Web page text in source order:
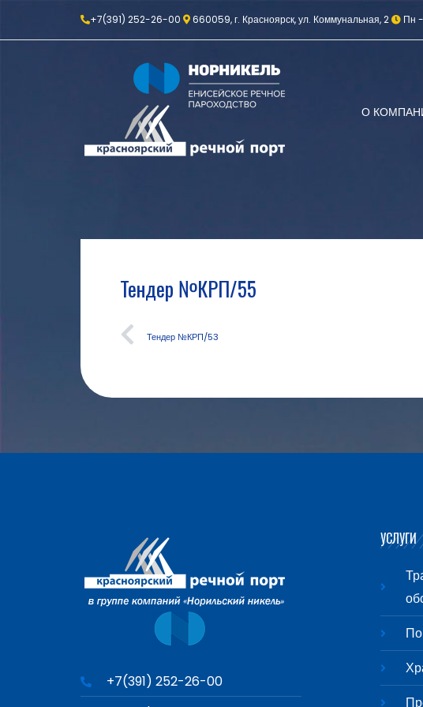
+7(391) 252-26-00 660059, г. Красноярск, ул. Коммунальная, 2 Пн
О
Тендер №КРП/55
Тендер №КРП/53
+7(391) 252-26-00
УСЛУГИ